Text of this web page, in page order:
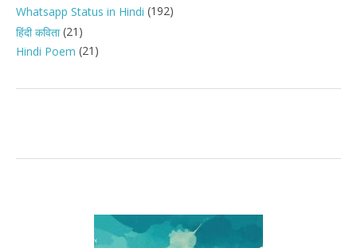
Whatsapp Status in Hindi (192)
हिंदी कविता(21)
Hindi Poem (21)